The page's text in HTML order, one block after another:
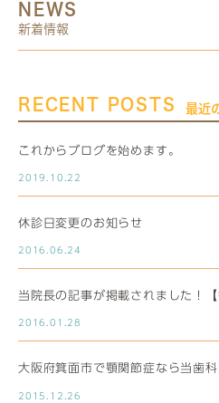
NEWS
新着情報
RECENT POSTS 最近
これからブログを始めます。
2019.10.22
休診日変更のお知らせ
2016.06.24
当院長の記事が掲載されました！【
2016.01.28
大阪府箕面市で顎関節症なら当歯
2015.12.26